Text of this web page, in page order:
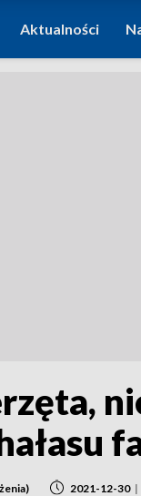
Aktualności
2021-12-30 |